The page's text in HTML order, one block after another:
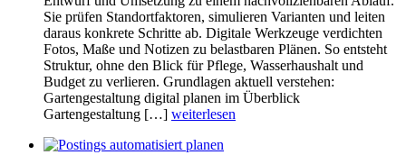
Sie prüfen Standortfaktoren, simulieren Varianten und leiten
daraus konkrete Schritte ab. Digitale Werkzeuge verdichten
Fotos, Maße und Notizen zu belastbaren Plänen. So entsteht
Struktur, ohne den Blick für Pflege, Wasserhaushalt und
Budget zu verlieren. Grundlagen aktuell verstehen:
Gartengestaltung digital planen im Überblick
Gartengestaltung […] weiterlesen